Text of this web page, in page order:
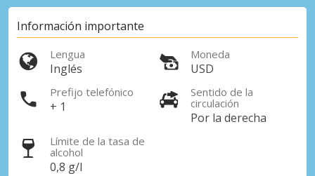
Información importante
Lengua
Inglés
Moneda
USD
Prefijo telefónico
+ 1
Sentido de la
circulación
Por la derecha
Límite de la tasa de
alcohol
0,8 g/l